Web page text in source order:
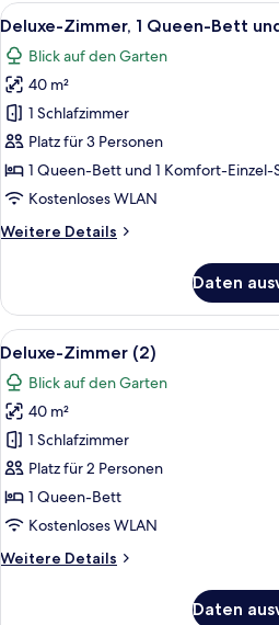
Alle
Fotos
für
Deluxe-
Zimmer,
1 Queen-
Bett
und
(1)
Ein
19
Deluxe-Zimmer, 1 Queen-Bett
Blick auf den Garten
40 m²
1 Schlafzimmer
Platz für 3 Personen
1 Queen-Bett und 1 Komfort-Einzel-
Kostenloses WLAN
Weitere Details
Weitere
Zimmer,
1 Queen-
Bett
und
Schlafsofa
(1)
Daten
Alle
Fotos
für
Deluxe-
Zimmer
(2)
anzeigen
Ein
17
Deluxe-Zimmer (2)
Blick auf den Garten
40 m²
1 Schlafzimmer
Platz für 2 Personen
1 Queen-Bett
Kostenloses WLAN
Weitere Details
Weitere
Daten